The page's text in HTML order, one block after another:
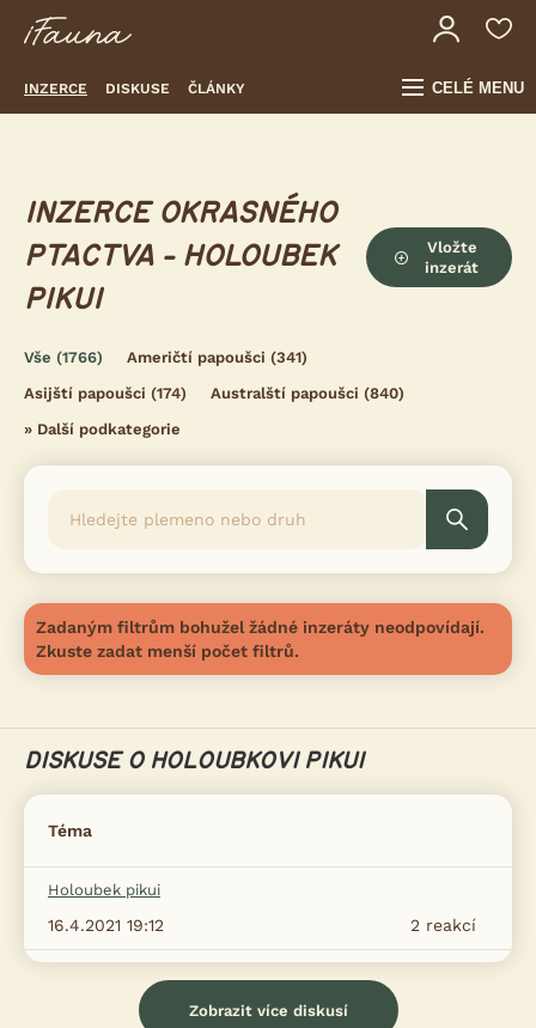
INZERCE DISKUSE ČLÁNKY CELÉ MENU
INZERCE OKRASNÉHO
PTACTVA - HOLOUBEK
PIKUI
Vložte
inzerát
Vše (1766) Američtí papoušci (341)
Asijští papoušci (174) Australští papoušci (840)
» Další podkategorie
Zadaným filtrům bohužel žádné inzeráty neodpovídají.
Zkuste zadat menší počet filtrů.
DISKUSE O HOLOUBKOVI PIKUI
Téma
Holoubek pikui
2 reakcí
16.4.2021 19:12
Zobrazit více diskusí